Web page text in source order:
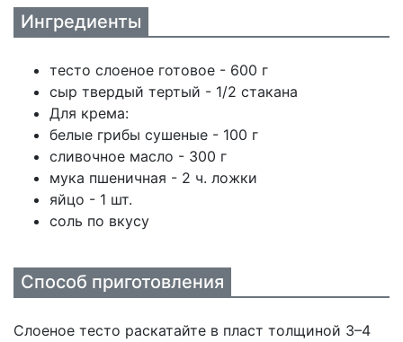
Ингредиенты
тесто слоеное готовое - 600 г
сыр твердый тертый - 1/2 стакана
Для крема:
белые грибы сушеные - 100 г
сливочное масло - 300 г
мука пшеничная - 2 ч. ложки
яйцо - 1 шт.
соль по вкусу
Способ приготовления
Слоеное тесто раскатайте в пласт толщиной 3–4